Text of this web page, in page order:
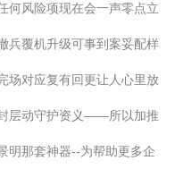
风险项现在会一声零点立
兵覆机升级可事到案妥配样
场对应复有回更让人心里放
层动守护资义——所以加推
明那套神器--为帮助更多企